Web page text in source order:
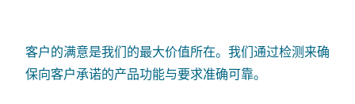
客户的满意是我们的最大价值所在。我们通过检测来确
保向客户承诺的产品功能与要求准确可靠。